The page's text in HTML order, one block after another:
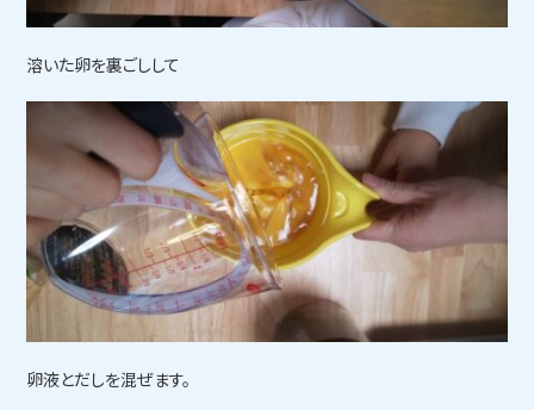
溶いた卵を裏ごしして
卵液とだしを混ぜます。